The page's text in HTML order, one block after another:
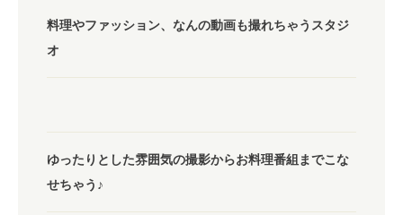
料理やファッション、なんの動画も撮れちゃうスタジ
オ
ゆったりとした雰囲気の撮影からお料理番組までこな
せちゃう♪